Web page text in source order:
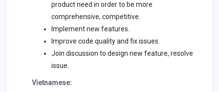
product need in order to be more
comprehensive, competitive.
Implement new features.
Improve code quality and fix issues.
Join discussion to design new feature, resolve
issue.
Vietnamese: